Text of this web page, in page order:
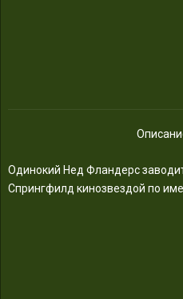
Одинокий Нед Фландерс
Спрингфилд кинозвездой по